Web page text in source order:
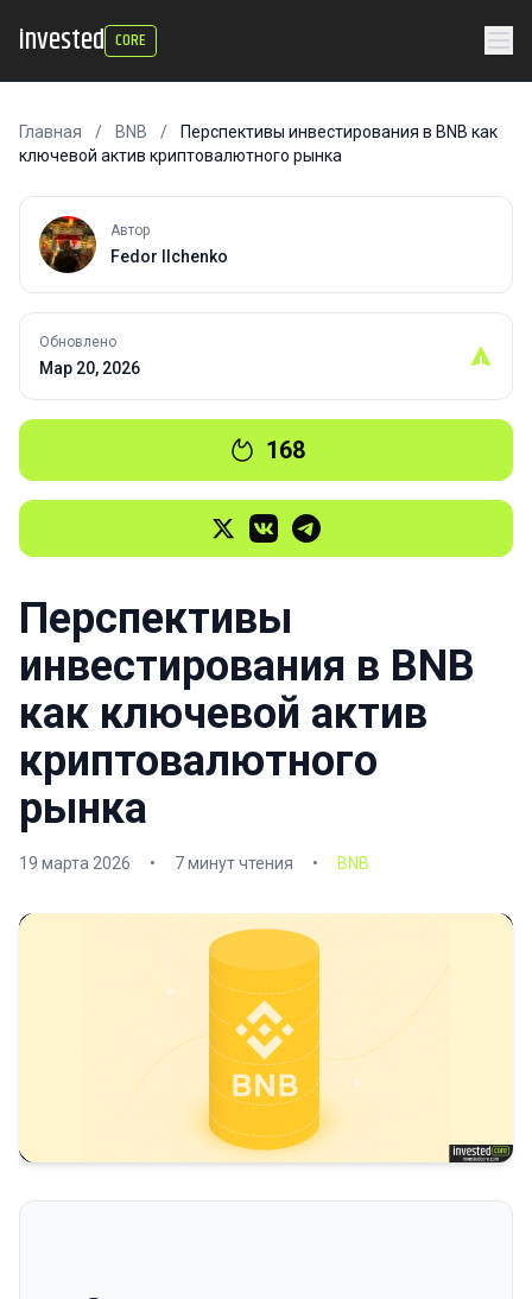
invested CORE
Главная / BNB /
Перспективы инвестирования в BNB как
ключевой актив криптовалютного рынка
Автор
Fedor Ilchenko
Обновлено
Мар 20, 2026
168
Перспективы
инвестирования в BNB
как ключевой актив
криптовалютного
рынка
19 марта 2026 • 7 минут чтения • BNB